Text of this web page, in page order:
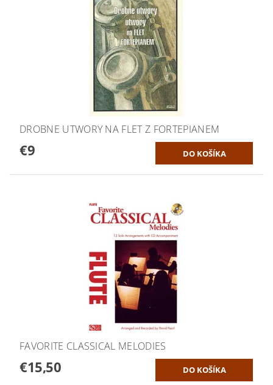
DROBNE UTWORY NA FLET Z FORTEPIANEM
€9
FAVORITE CLASSICAL MELODIES
€15,50